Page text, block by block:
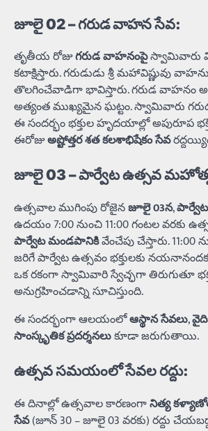
జూలై 02 – గరుడ వాహన సేవ:
తృతీయ రోజుగరుడ వాహనంపైస్వామివారు
కటాక్షిస్తారు. గరుడుడు శ్రీ మహావిష్ణువు
తొలగించేవాడిగా భావిస్తారు. గరుడ వాహనం
అత్యంత ముఖ్యమైన ఘట్టం. స్వామివారు
ఈ సందర్భం భక్తుల హృదయాల్లో అపురూప
ఈరోజుఅష్టోత్తర శత కలశాభిషేకం సేవ
జూలై 03 – పార్వేట ఉత్సవ
ఉత్సవాల ముగింపు రోజైనజూలై 03న,
ఉదయం 7:00 నుంచి 11:00 గంటల వరకు
పార్వేట మండపానికివేంచేపు చేస్తారు. 11:00
జరిగే పార్వేట ఉత్సవం భక్తులకు
ఒక రకంగా స్వామివారి స్వేచ్ఛగా తిరుగుతూ
అనుగ్రహించడాన్ని సూచిస్తుంది.
ఈ సందర్భంగా ఆలయంలోఆస్థాన సేవలు,
సాంస్కృతిక ప్రదర్శనలుకూడా జరుగుతాయి.
ఉత్సవ సమయంలో సేవల రద్దు:
ఈ దినాల్లో ఉత్సవాల కారణంగానిత్య
సేవ(జూన్ 30 – జూలై 03 వరకు) రద్దు